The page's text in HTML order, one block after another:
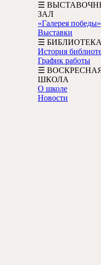
☰
ЗАЛ
«Галерея победы»
Выставки
☰ БИБЛИОТЕКА
История
График работы
☰
ШКОЛА
О школе
Новости